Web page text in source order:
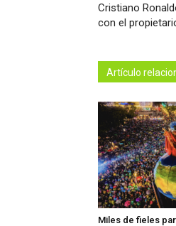
Cristiano
con el
Artículo
Miles de fieles